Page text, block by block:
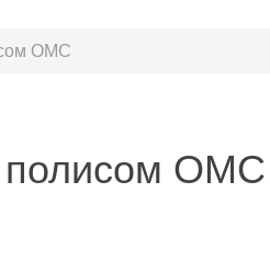
ОМС
полисом ОМС